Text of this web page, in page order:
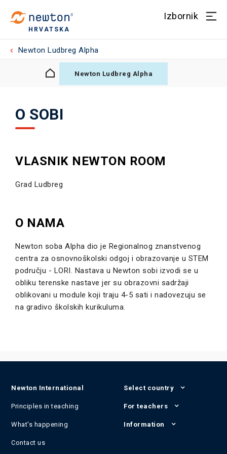
HRVATSKA
Izbornik
Newton Ludbreg Alpha
Newton Ludbreg Alpha
O SOBI
VLASNIK NEWTON ROOM
Grad Ludbreg
O NAMA
Newton soba Alpha dio je Regionalnog znanstvenog
centra za osnovnoškolski odgoj i obrazovanje u STEM
području - LORI. Nastava u Newton sobi izvodi se u
obliku terenske nastave jer su obrazovni sadržaji
oblikovani u module koji traju 4-5 sati i nadovezuju se
na gradivo školskih kurikuluma.
Newton International
Principles in teaching
What's happening
Contact us
Select country
For teachers
Information